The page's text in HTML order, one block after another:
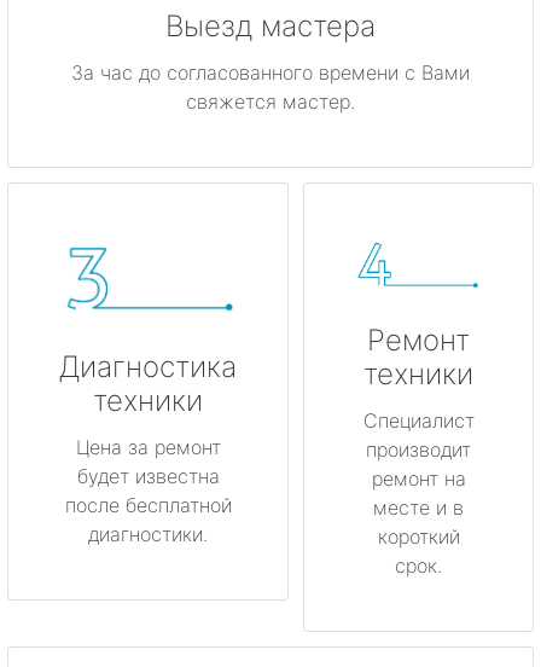
Выезд мастера
За час до согласованного времени с Вами
свяжется мастер.
Диагностика
техники
Цена за ремонт
будет известна
после бесплатной
диагностики.
Ремонт
техники
Специалист
производит
ремонт на
месте и в
короткий
срок.